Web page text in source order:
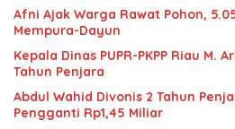
Afni Ajak Warga Rawat Pohon,
Mempura-Dayun
Kepala Dinas PUPR-PKPP Riau M.
Tahun Penjara
‎‎Abdul Wahid Divonis 2 Tahun
Pengganti Rp1,45 Miliar